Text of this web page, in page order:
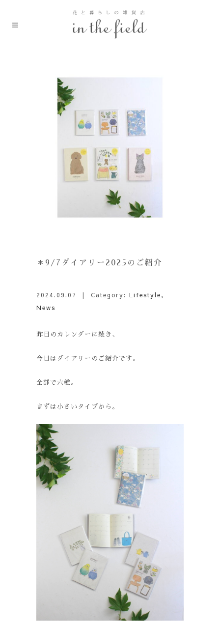
＊9/7ダイアリー2025のご紹介
2024.09.07 | Category: Lifestyle,
News
昨日のカレンダーに続き、
今日はダイアリーのご紹介です。
全部で六種。
まずは小さいタイプから。